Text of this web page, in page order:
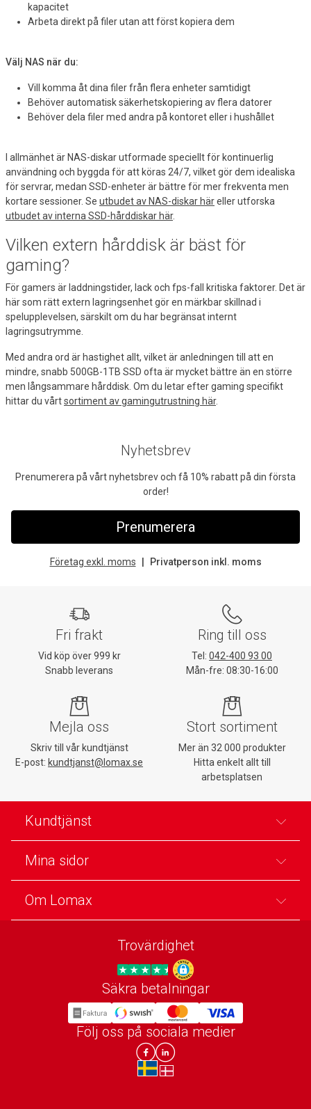
kapacitet
Arbeta direkt på filer utan att först kopiera dem
Välj NAS när du:
Vill komma åt dina filer från flera enheter samtidigt
Behöver automatisk säkerhetskopiering av flera datorer
Behöver dela filer med andra på kontoret eller i hushållet
I allmänhet är NAS-diskar utformade speciellt för kontinuerlig
användning och byggda för att köras 24/7, vilket gör dem idealiska
för servrar, medan SSD-enheter är bättre för mer frekventa men
kortare sessioner. Se utbudet av NAS-diskar häreller utforska
utbudet av interna SSD-hårddiskar här.
Vilken extern hårddisk är bäst för
gaming?
För gamers är laddningstider, lack och fps-fall kritiska faktorer. Det är
här som rätt extern lagringsenhet gör en märkbar skillnad i
spelupplevelsen, särskilt om du har begränsat internt
lagringsutrymme.
Med andra ord är hastighet allt, vilket är anledningen till att en
mindre, snabb 500GB-1TB SSD ofta är mycket bättre än en större
men långsammare hårddisk. Om du letar efter gaming specifikt
hittar du vårtsortiment av gamingutrustning här.
Nyhetsbrev
Prenumerera på vårt nyhetsbrev och få 10% rabatt på din första
order!
Prenumerera
Företag exkl. moms Privatperson inkl. moms
Fri frakt
Vid köp över 999 kr
Snabb leverans
Ring till oss
Tel: 042-400 93 00
Mån-fre: 08:30-16:00
Mejla oss
Skriv till vår kundtjänst
E-post: kundtjanst@lomax.se
Stort sortiment
Mer än 32 000 produkter
Hitta enkelt allt till
arbetsplatsen
Kundtjänst
Mina sidor
Om Lomax
Trovärdighet
Trygg E-handel
Säkra betalningar
Följ oss på sociala medier
Lomax DK Facebook
Lomax SE LinkIn
sv-SEda-DK